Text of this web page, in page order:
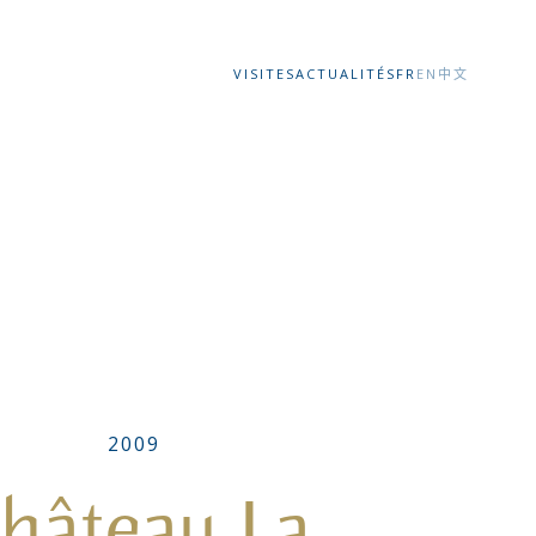
VISITESACTUALITÉS FR EN 中文
2009